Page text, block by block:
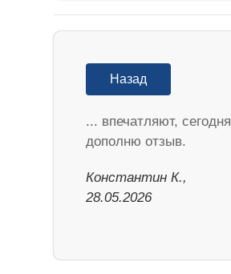
Назад
... впечатляют, сегодня
дополню отзыв.
Константин К.,
28.05.2026